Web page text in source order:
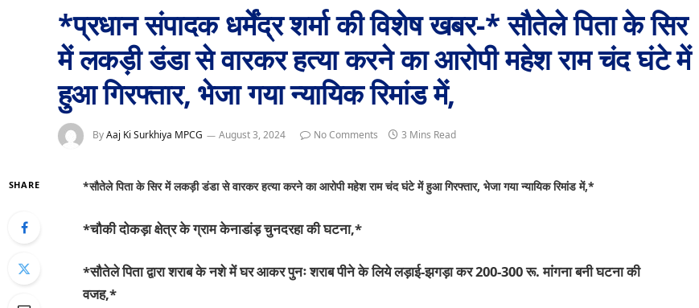
*प्रधान संपादक धर्मेंद्र शर्मा की विशेष खबर-* सौतेले पिता के सिर
में लकड़ी डंडा से वारकर हत्या करने का आरोपी महेश राम चंद घंटे में
हुआ गिरफ्तार, भेजा गया न्यायिक रिमांड में,
ByAaj Ki Surkhiya MPCG August 3, 2024 No Comments 3 Mins Read
SHARE *सौतेले पिता के सिर में लकड़ी डंडा से वारकर हत्या करने का आरोपी महेश राम चंद घंटे में हुआ गिरफ्तार, भेजा गया न्यायिक रिमांड में,*
*चौकी दोकड़ा क्षेत्र के ग्राम केनाडांड़ चुनदरहा की घटना,*
*सौतेले पिता द्वारा शराब के नशे में घर आकर पुनः शराब पीने के लिये लड़ाई-झगड़ा कर 200-300 रू. मांगना बनी घटना की
वजह,*